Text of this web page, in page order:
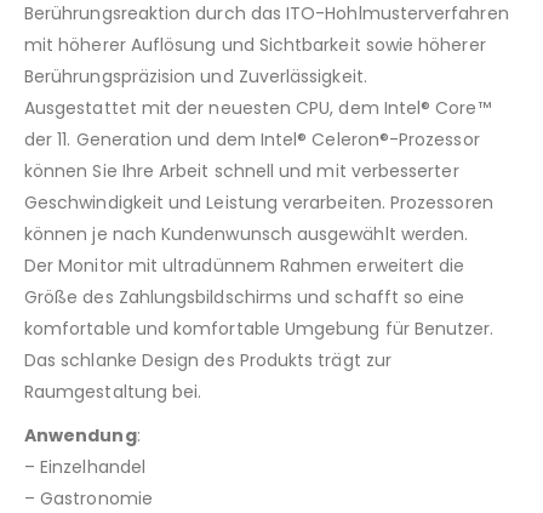
Berührungsreaktion durch das ITO-Hohlmusterverfahren
mit höherer Auflösung und Sichtbarkeit sowie höherer
Berührungspräzision und Zuverlässigkeit.
Ausgestattet mit der neuesten CPU, dem Intel® Core™
der 11. Generation und dem Intel® Celeron®-Prozessor
können Sie Ihre Arbeit schnell und mit verbesserter
Geschwindigkeit und Leistung verarbeiten. Prozessoren
können je nach Kundenwunsch ausgewählt werden.
Der Monitor mit ultradünnem Rahmen erweitert die
Größe des Zahlungsbildschirms und schafft so eine
komfortable und komfortable Umgebung für Benutzer.
Das schlanke Design des Produkts trägt zur
Raumgestaltung bei.
Anwendung:
– Einzelhandel
– Gastronomie